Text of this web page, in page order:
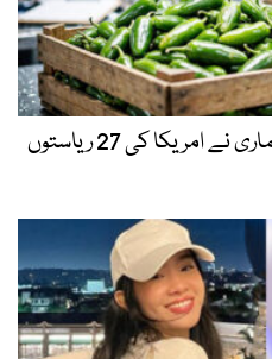
ہری مرچوں سے پھیلنے والی بیماری نے امریکا کی 27 ریاستوں